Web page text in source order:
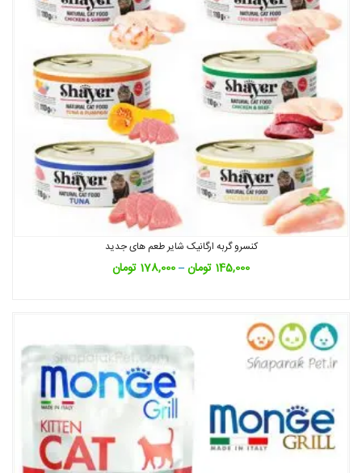
کنسرو گربه ارگانیک شایر طعم های جدید
145,000 تومان–
178,000 تومان